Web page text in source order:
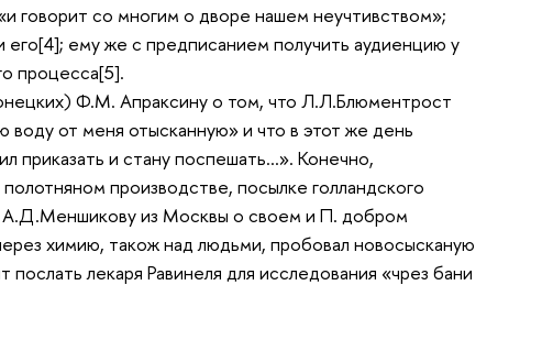
говорит со многим о дворе нашем неучтивством»;
ему же с предписанием получить аудиенцию у
процесса[5].
Ф.М. Апраксину о том, что Л.Л.Блюментрост
от меня отысканную» и что в этот же день
приказать и стану поспешать…». Конечно,
производстве, посылке голландского
А.Д.Меншикову из Москвы о своем и П. добром
химию, також над людьми, пробовал новосысканую
лекаря Равинеля для исследования «чрез бани